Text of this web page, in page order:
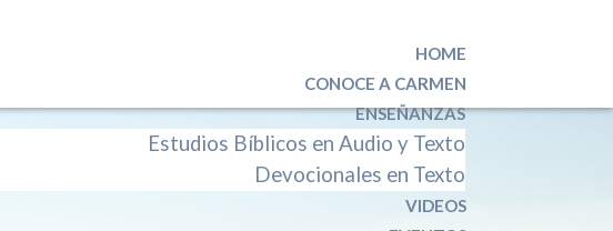
HOME
CONOCE A CARMEN
ENSEÑANZAS
Estudios Bíblicos en Audio y Texto
Devocionales en Texto
VIDEOS